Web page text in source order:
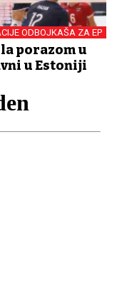
ODBOJKAŠA ZA EP
porazom u
u Estoniji